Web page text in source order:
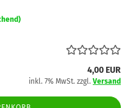
4,00 EUR
inkl. 7% MwSt. zzgl. Versand